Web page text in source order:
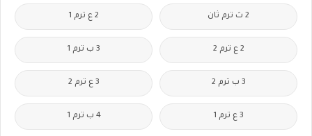
2 ث ترم ثان 2 ع ترم 1
2 ع ترم 2 3 ب ترم 1
3 ب ترم 2 3 ع ترم 2
3 ع ترم 1 4 ب ترم 1